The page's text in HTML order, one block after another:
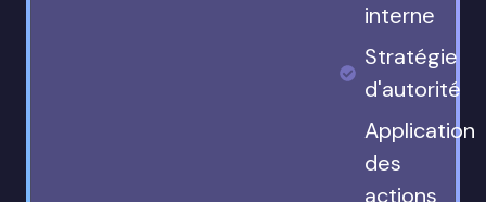
interne
Stratégie
d'autorité
Application
des
actions